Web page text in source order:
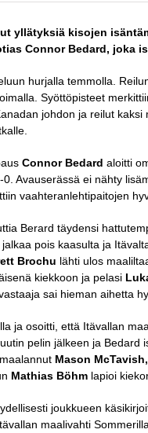
yllätyksiä kisojen
Connor Bedard, joka
hurjalla temmolla.
Syöttöpisteet
johdon ja reilut kaksi
Connor Bedard aloitti
Avauserässä ei nähty
vaahteranlehtipaitojen
Berard täydensi
pois kaasulta ja
Brochu lähti ulos
kiekkoon ja pelasi
sai hieman aihetta
ja osoitti, että Itävallan
pelin jälkeen ja Bedard
Mason McTavish,
Mathias Böhm lapioi
joukkueen
maalivahti